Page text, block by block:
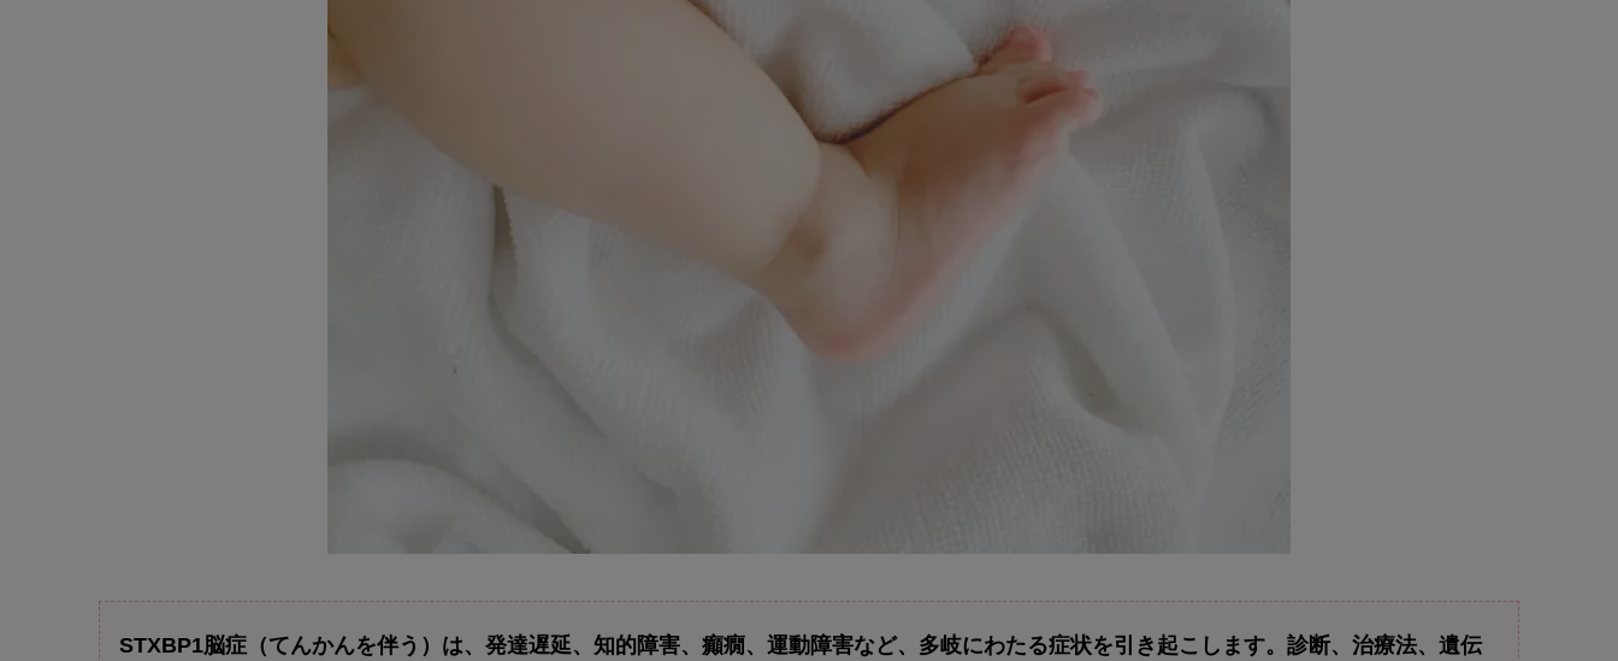
STXBP1脳症（てんかんを伴う）は、発達遅延、知的障害、癲癇、運動障害など、多岐にわたる症状を引き起こします。診断、治療法、遺伝